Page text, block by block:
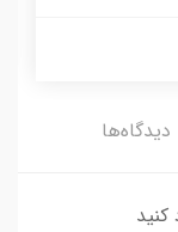
دیدگاه‌ها
کنید